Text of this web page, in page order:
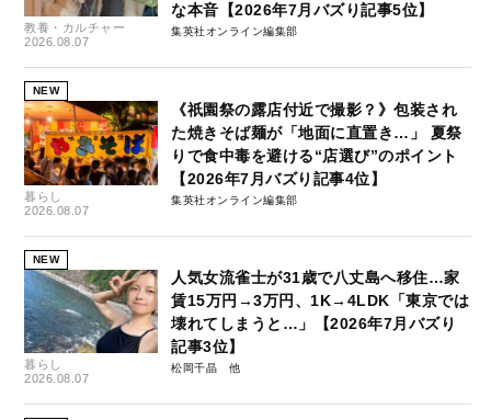
教養・カルチャー
2026.08.07
な本音【2026年7月バズり記事5位】
集英社オンライン編集部
NEW
暮らし
2026.08.07
《祇園祭の露店付近で撮影？》包装され
た焼きそば麺が「地面に直置き…」 夏祭
りで食中毒を避ける“店選び”のポイント
【2026年7月バズり記事4位】
集英社オンライン編集部
NEW
暮らし
2026.08.07
人気女流雀士が31歳で八丈島へ移住…家
賃15万円→3万円、1K→4LDK「東京では
壊れてしまうと…」【2026年7月バズり
記事3位】
松岡千晶